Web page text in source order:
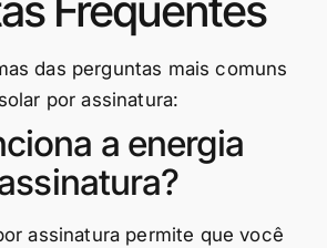
das perguntas mais comuns
por assinatura:
a energia
assinatura permite que você